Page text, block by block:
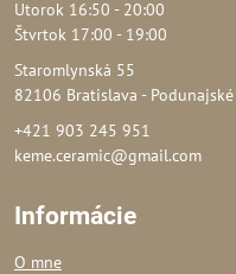
Utorok 16:50 - 20:00
Štvrtok 17:00 - 19:00
Staromlynská 55
82106 Bratislava -
+421 903 245 951
keme.ceramic@gmail.com
Informácie
O mne